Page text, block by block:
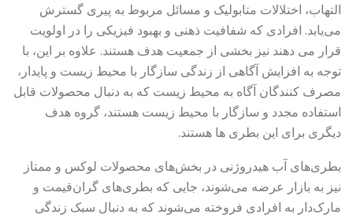
التهاب، اختلالات متابولیک و مسائل مربوط به پیری گسترش
می‌یابد. افرادی که شفافیت ذهنی و بهبود فیزیکی را در اولویت
قرار می دهند نیز بخشی از جمعیت هدف هستند. علاوه بر این، با
توجه به افزایش آگاهی از زندگی سازگار با محیط زیست و پایدار،
مصرف کنندگان آگاه به محیط زیست که به دنبال محصولات قابل
استفاده مجدد و سازگار با محیط زیست هستند، گروه هدف
دیگری برای این بطری ها هستند.
بطری‌های آب هیدروژنی در بخش‌های محصولات لوکس و ممتاز
نیز به بازار عرضه می‌شوند، جایی که بطری‌های گران‌قیمت و
مارک‌دار به افرادی فروخته می‌شوند که به دنبال سبک زندگی